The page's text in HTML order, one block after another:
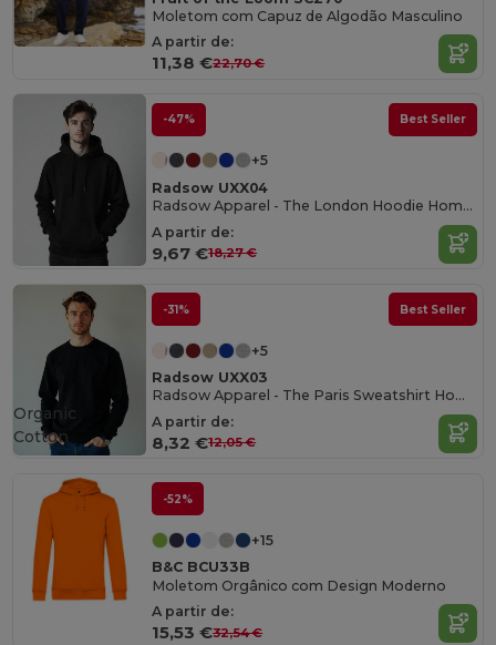
Moletom com Capuz de Algodão Masculino
A partir de:
11,38 €22,70 €
-47% Best Seller
+5
Radsow UXX04
Radsow Apparel - The London Hoodie Homens
A partir de:
9,67 €18,27 €
-31% Best Seller
+5
Radsow UXX03
Radsow Apparel - The Paris Sweatshirt Homens
A partir de:
8,32 €12,05 €
Organic
Cotton
-52%
+15
B&C BCU33B
Moletom Orgânico com Design Moderno
A partir de:
15,53 €32,54 €